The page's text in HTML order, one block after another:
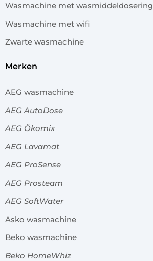
Wasmachine met wasmiddeldosering
Wasmachine met wifi
Zwarte wasmachine
merken
AEG wasmachine
AEG AutoDose
AEG Ökomix
AEG Lavamat
AEG ProSense
AEG Prosteam
AEG SoftWater
Asko wasmachine
Beko wasmachine
Beko HomeWhiz